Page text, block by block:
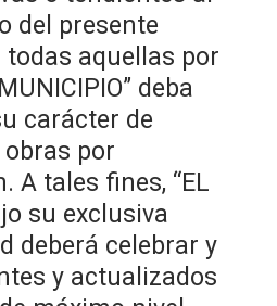
del presente
todas aquellas por
deba
carácter de
por
A tales fines, “EL
su exclusiva
deberá celebrar y
y actualizados